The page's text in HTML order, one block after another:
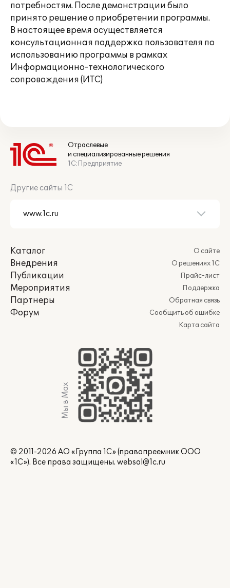
потребностям. После демонстрации было
принято решение о приобретении программы.
В настоящее время осуществляется
консультационная поддержка пользователя по
использованию программы в рамках
Информационно-технологического
сопровождения (ИТС)
Отраслевые
и специализированные решения
1С:Предприятие
Другие сайты 1С
Каталог
Внедрения
Публикации
Мероприятия
Партнеры
Форум
О сайте
О решениях 1С
Прайс-лист
Поддержка
Обратная связь
Сообщить об ошибке
Карта сайта
Мы в Max
© 2011-2026 АО «Группа 1С» (правопреемник ООО
«1С»). Все права защищены. websol@1c.ru